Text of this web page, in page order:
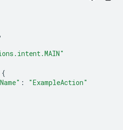
,
{
:
"ExampleAction"